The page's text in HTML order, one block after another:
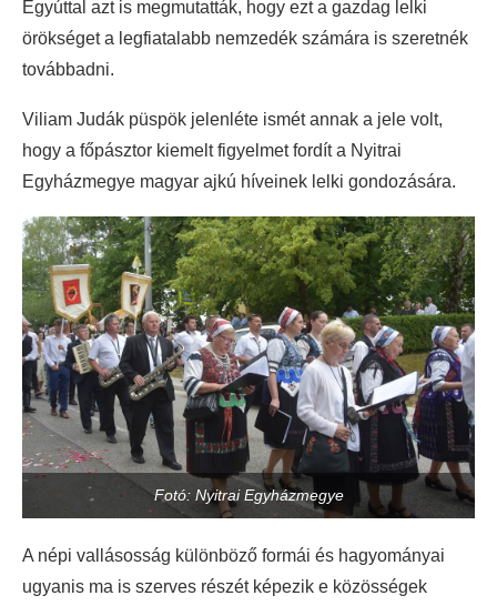
Egyúttal azt is megmutatták, hogy ezt a gazdag lelki
örökséget a legfiatalabb nemzedék számára is szeretnék
továbbadni.
Viliam Judák püspök jelenléte ismét annak a jele volt,
hogy a főpásztor kiemelt figyelmet fordít a Nyitrai
Egyházmegye magyar ajkú híveinek lelki gondozására.
Fotó: Nyitrai Egyházmegye
A népi vallásosság különböző formái és hagyományai
ugyanis ma is szerves részét képezik e közösségek